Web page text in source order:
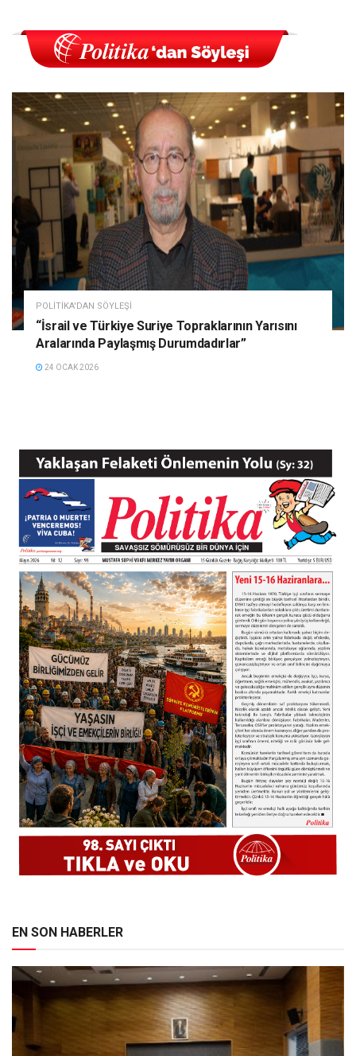
POLITIKA'DAN SÖYLEŞI
“İsrail ve Türkiye Suriye Topraklarının Yarısını
Aralarında Paylaşmış Durumdadırlar”
24 OCAK 2026
EN SON HABERLER